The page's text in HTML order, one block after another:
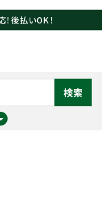
後払いOK！
検索